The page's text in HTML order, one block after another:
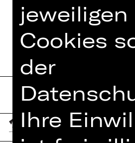
TERMINE UND
jeweiligen
Cookies
der
Ihre